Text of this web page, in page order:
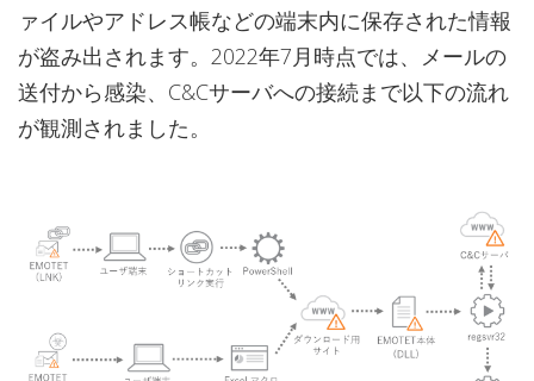
ァイルやアドレス帳などの端末内に保存された情報
が盗み出されます。2022年7月時点では、メールの
送付から感染、C&Cサーバへの接続まで以下の流れ
が観測されました。